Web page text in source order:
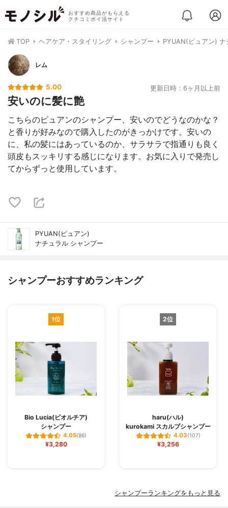
おすすめ商品がもらえる
クチコミポイ活サイト
TOP ヘアケア・スタイリング シャンプー PYUAN(ピュアン)
レム
5.00 更新日時：6ヶ月以上前
安いのに髪に艶
こちらのピュアンのシャンプー、安いのでどうなのかな？
と香りが好みなので購入したのがきっかけです。安いの
に、私の髪にはあっているのか、サラサラで指通りも良く
頭皮もスッキリする感じになります。お気に入りで発売し
てからずっと使用しています。
PYUAN(ピュアン)
ナチュラル シャンプー
シャンプーおすすめランキング
1位
Bio Lucia(ビオルチア)
シャンプー
4.05(86)
¥3,280
2位
haru(ハル)
kurokami スカルプシャンプー
4.03(107)
¥3,256
シャンプーランキングをもっと見る